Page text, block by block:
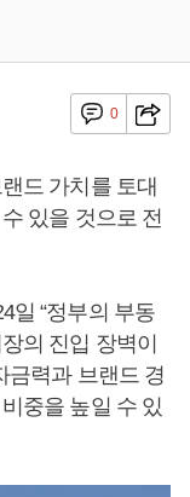
0
드 가치를 토대
있을 것으로 전
일 “정부의 부동
의 진입 장벽이
금력과 브랜드 경
중을 높일 수 있